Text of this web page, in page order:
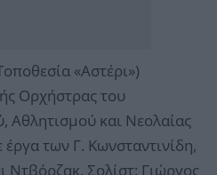
«Αστέρι»)
Ορχήστρας του
Αθλητισμού και Νεολαίας
των Γ. Κωνσταντινίδη,
Ντβόρζακ. Σολίστ: Γιώργος